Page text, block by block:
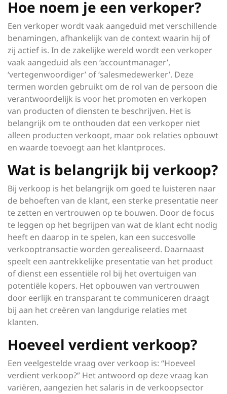
Hoe noem je een verkoper?
Een verkoper wordt vaak aangeduid met verschillende
benamingen, afhankelijk van de context waarin hij of
zij actief is. In de zakelijke wereld wordt een verkoper
vaak aangeduid als een ‘accountmanager’,
‘vertegenwoordiger’ of ‘salesmedewerker’. Deze
termen worden gebruikt om de rol van de persoon die
verantwoordelijk is voor het promoten en verkopen
van producten of diensten te beschrijven. Het is
belangrijk om te onthouden dat een verkoper niet
alleen producten verkoopt, maar ook relaties opbouwt
en waarde toevoegt aan het klantproces.
Wat is belangrijk bij verkoop?
Bij verkoop is het belangrijk om goed te luisteren naar
de behoeften van de klant, een sterke presentatie neer
te zetten en vertrouwen op te bouwen. Door de focus
te leggen op het begrijpen van wat de klant echt nodig
heeft en daarop in te spelen, kan een succesvolle
verkooptransactie worden gerealiseerd. Daarnaast
speelt een aantrekkelijke presentatie van het product
of dienst een essentiële rol bij het overtuigen van
potentiële kopers. Het opbouwen van vertrouwen
door eerlijk en transparant te communiceren draagt
bij aan het creëren van langdurige relaties met
klanten.
Hoeveel verdient verkoop?
Een veelgestelde vraag over verkoop is: “Hoeveel
verdient verkoop?” Het antwoord op deze vraag kan
variëren, aangezien het salaris in de verkoopsector